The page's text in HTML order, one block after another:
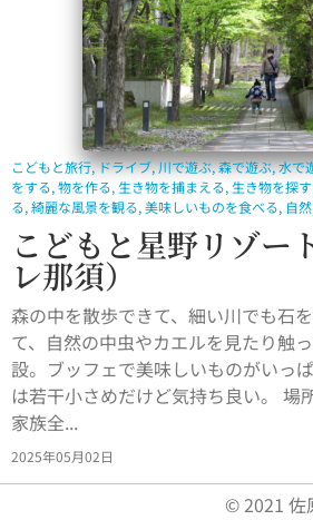
こどもと旅行,ドライブ,川で遊ぶ,森で遊ぶ,水で
をする,物を作る,生き物を捕まえる,生き物を探す
る,綺麗な風景を観る,美味しいものを食べる, 自
こどもと星野リゾー
レ那須）
森の中を散歩できて、細い川でも石
て、自然の中虫やカエルを見たり触
設。ブッフェで美味しいものがいっ
は若干小さめだけど気持ち良い。 場
家族全...
2025年05月02日
© 2021 佐